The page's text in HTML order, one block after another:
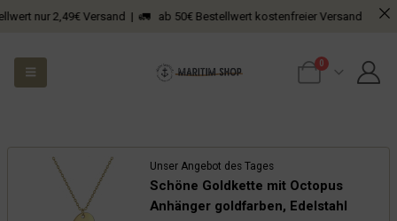
2,49€ Versand | 🚛 ab 50€ Bestellwert kostenfreier Versand
0
Unser Angebot des Tages
Schöne Goldkette mit Octopus
Anhänger goldfarben, Edelstahl